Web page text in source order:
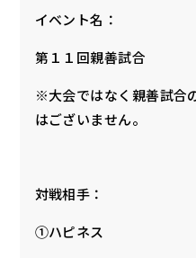
イベント名：
第１１回親善試合
※大会ではなく親善試合
はございません。
対戦相手：
①ハピネス